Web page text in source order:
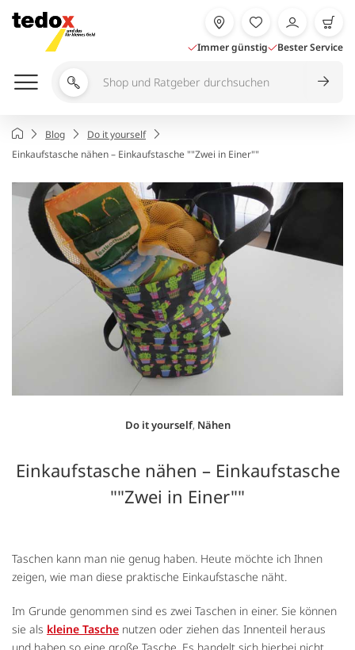
Inhalt
springen
Immer günstig Bester Service
Shop
Ratgeber
durchsuchen
Startseite
Blog
Do it yourself
Einkaufstasche nähen – Einkaufstasche ""Zwei in Einer""
Do it yourself, Nähen
Einkaufstasche nähen – Einkaufstasche
""Zwei in Einer""
Taschen kann man nie genug haben. Heute möchte ich Ihnen
zeigen, wie man diese praktische Einkaufstasche näht.
Im Grunde genommen sind es zwei Taschen in einer. Sie können
sie als kleine Tasche nutzen oder ziehen das Innenteil heraus
und haben so eine große Tasche. Es handelt sich hierbei nicht